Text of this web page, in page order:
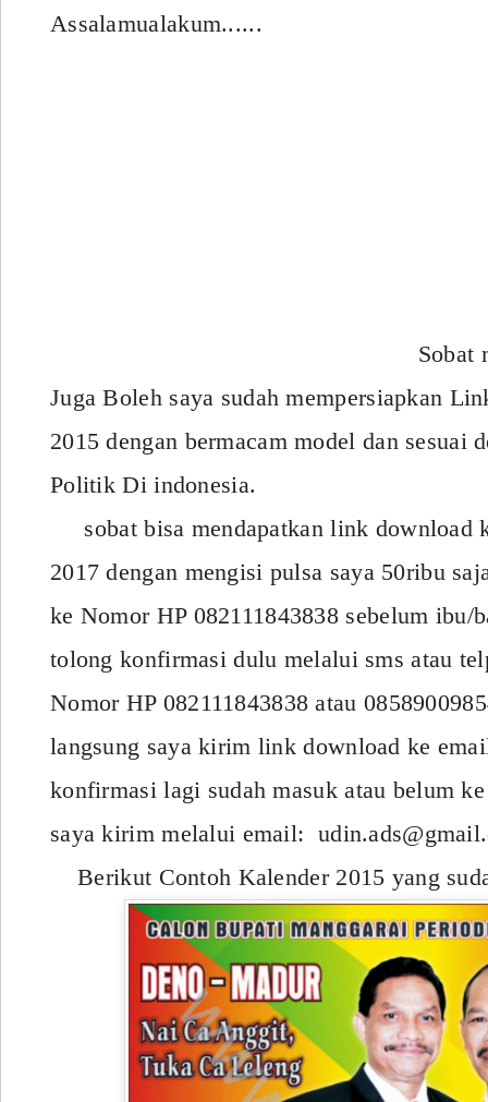
Assalamualakum......
Sobat
Juga Boleh saya sudah mempersiapkan
2015 dengan bermacam model dan sesuai
Politik Di indonesia.
sobat bisa mendapatkan link download
2017 dengan mengisi pulsa saya 50ribu
ke Nomor HP 082111843838 sebelum ibu/
tolong konfirmasi dulu melalui sms atau
Nomor HP 082111843838 atau
langsung saya kirim link download ke
konfirmasi lagi sudah masuk atau belum
saya kirim melalui email:
Berikut Contoh Kalender 2015 yang